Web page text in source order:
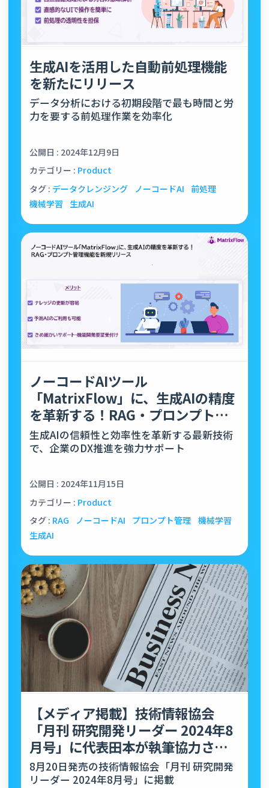
生成AIを活用した自動前処理機能
を新たにリリース
データ分析における初期段階で最も時間と労
力を要する前処理作業を効率化
公開日 : 2024年12月9日
カテゴリー : Product
タグ : データクレンジング ノーコードAI
前処理
機械学習
生成AI
ノーコードAIツール
「MatrixFlow」に、生成AIの精度
を革新する！RAG・プロンプト管
理機能を新規リリース
生成AIの信頼性と効率性を革新する最新技術
で、企業のDX推進を強力サポート
公開日 : 2024年11月15日
カテゴリー : Product
タグ : RAG ノーコードAI プロンプト管理 機械学習
生成AI
【メディア掲載】技術情報協会
「月刊 研究開発リーダー 2024年8
月号」に代表田本が執筆協力させ
ていただきました
8月20日発売の技術情報協会「月刊 研究開発
リーダー 2024年8月号」に掲載